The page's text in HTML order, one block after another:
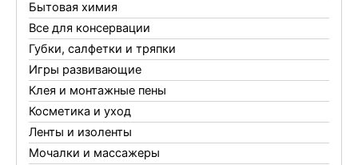
Бытовая химия
Все для консервации
Губки, салфетки и тряпки
Игры развивающие
Клея и монтажные пены
Косметика и уход
Ленты и изоленты
Мочалки и массажеры